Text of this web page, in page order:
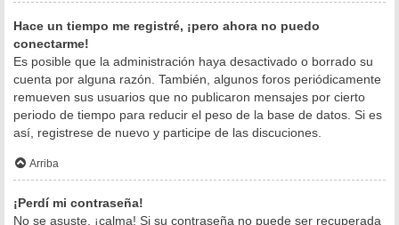
Hace un tiempo me registré, ¡pero ahora no puedo
conectarme!
Es posible que la administración haya desactivado o borrado su
cuenta por alguna razón. También, algunos foros periódicamente
remueven sus usuarios que no publicaron mensajes por cierto
periodo de tiempo para reducir el peso de la base de datos. Si es
así, registrese de nuevo y participe de las discuciones.
Arriba
¡Perdí mi contraseña!
No se asuste, ¡calma! Si su contraseña no puede ser recuperada